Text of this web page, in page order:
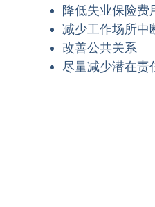
降低失业保险费
减少工作场所中
改善公共关系
尽量减少潜在责